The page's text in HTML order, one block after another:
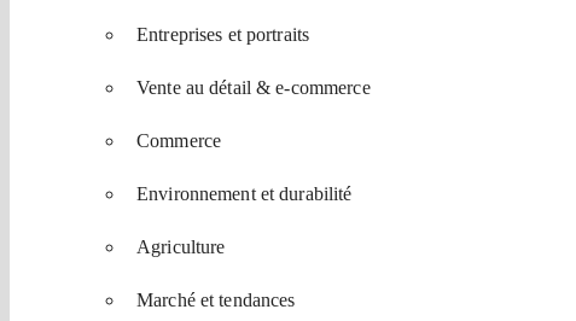
Entreprises et portraits
Vente au détail & e-commerce
Commerce
Environnement et durabilité
Agriculture
Marché et tendances